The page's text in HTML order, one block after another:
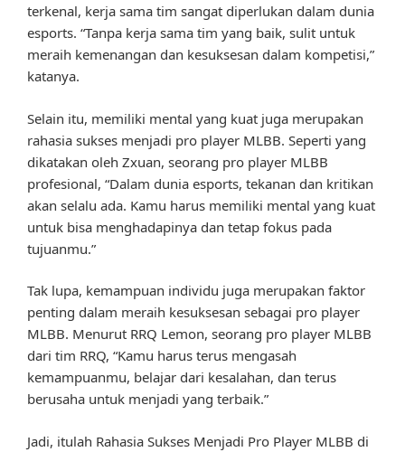
terkenal, kerja sama tim sangat diperlukan dalam dunia
esports. “Tanpa kerja sama tim yang baik, sulit untuk
meraih kemenangan dan kesuksesan dalam kompetisi,”
katanya.
Selain itu, memiliki mental yang kuat juga merupakan
rahasia sukses menjadi pro player MLBB. Seperti yang
dikatakan oleh Zxuan, seorang pro player MLBB
profesional, “Dalam dunia esports, tekanan dan kritikan
akan selalu ada. Kamu harus memiliki mental yang kuat
untuk bisa menghadapinya dan tetap fokus pada
tujuanmu.”
Tak lupa, kemampuan individu juga merupakan faktor
penting dalam meraih kesuksesan sebagai pro player
MLBB. Menurut RRQ Lemon, seorang pro player MLBB
dari tim RRQ, “Kamu harus terus mengasah
kemampuanmu, belajar dari kesalahan, dan terus
berusaha untuk menjadi yang terbaik.”
Jadi, itulah Rahasia Sukses Menjadi Pro Player MLBB di